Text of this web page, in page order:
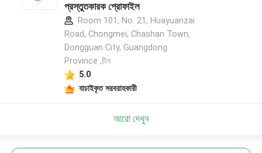
প্রস্তুতকারক প্রোফাইল
Room 101, No. 21, Huayuanzai
Road, Chongmei, Chashan Town,
Dongguan City, Guangdong
Province ,চীন
5.0
যাচাইকৃত সরবরাহকারী
আরো দেখুন